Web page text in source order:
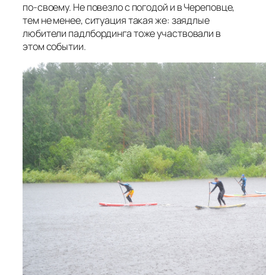
по-своему. Не повезло с погодой и в Череповце,
тем не менее, ситуация такая же: заядлые
любители падлбординга тоже участвовали в
этом событии.